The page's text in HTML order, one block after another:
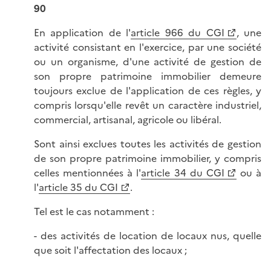
90
En application de l'article 966 du CGI
, une
activité consistant en l'exercice, par une société
ou un organisme, d'une activité de gestion de
son propre patrimoine immobilier demeure
toujours exclue de l'application de ces règles, y
compris lorsqu'elle revêt un caractère industriel,
commercial, artisanal, agricole ou libéral.
Sont ainsi exclues toutes les activités de gestion
de son propre patrimoine immobilier, y compris
celles mentionnées à l'article 34 du CGI
ou à
l'article 35 du CGI
.
Tel est le cas notamment :
- des activités de location de locaux nus, quelle
que soit l'affectation des locaux ;